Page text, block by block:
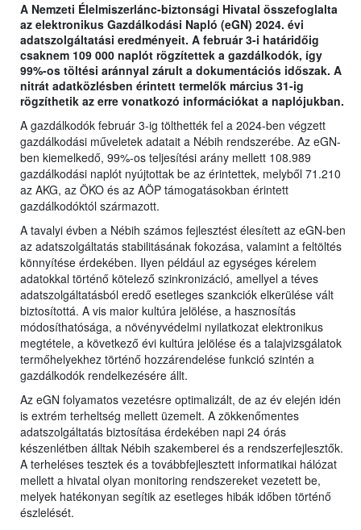
A Nemzeti Élelmiszerlánc-biztonsági Hivatal összefoglalta
az elektronikus Gazdálkodási Napló (eGN) 2024. évi
adatszolgáltatási eredményeit. A február 3-i határidőig
csaknem 109 000 naplót rögzítettek a gazdálkodók, így
99%-os töltési aránnyal zárult a dokumentációs időszak. A
nitrát adatközlésben érintett termelők március 31-ig
rögzíthetik az erre vonatkozó információkat a naplójukban.
A gazdálkodók február 3-ig tölthették fel a 2024-ben végzett
gazdálkodási műveletek adatait a Nébih rendszerébe. Az eGN-
ben kiemelkedő, 99%-os teljesítési arány mellett 108.989
gazdálkodási naplót nyújtottak be az érintettek, melyből 71.210
az AKG, az ÖKO és az AÖP támogatásokban érintett
gazdálkodóktól származott.
A tavalyi évben a Nébih számos fejlesztést élesített az eGN-ben
az adatszolgáltatás stabilitásának fokozása, valamint a feltöltés
könnyítése érdekében. Ilyen például az egységes kérelem
adatokkal történő kötelező szinkronizáció, amellyel a téves
adatszolgáltatásból eredő esetleges szankciók elkerülése vált
biztosítottá. A vis maior kultúra jelölése, a hasznosítás
módosíthatósága, a növényvédelmi nyilatkozat elektronikus
megtétele, a következő évi kultúra jelölése és a talajvizsgálatok
termőhelyekhez történő hozzárendelése funkció szintén a
gazdálkodók rendelkezésére állt.
Az eGN folyamatos vezetésre optimalizált, de az év elején idén
is extrém terheltség mellett üzemelt. A zökkenőmentes
adatszolgáltatás biztosítása érdekében napi 24 órás
készenlétben álltak Nébih szakemberei és a rendszerfejlesztők.
A terheléses tesztek és a továbbfejlesztett informatikai hálózat
mellett a hivatal olyan monitoring rendszereket vezetett be,
melyek hatékonyan segítik az esetleges hibák időben történő
észlelését.